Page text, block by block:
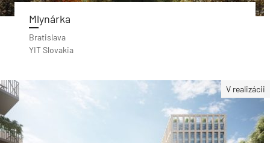
Mlynárka
Bratislava
YIT Slovakia
V realizácii